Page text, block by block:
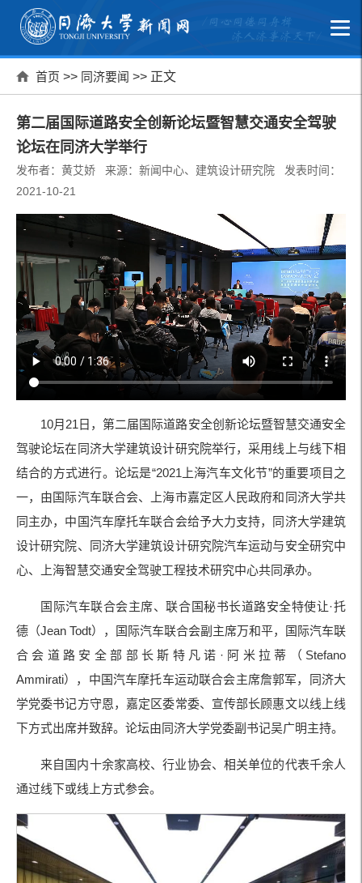
首页 >> 同济要闻 >> 正文
第二届国际道路安全创新论坛暨智慧交通安全驾驶
论坛在同济大学举行
发布者：黄艾娇 来源：新闻中心、建筑设计研究院 发表时间：
2021-10-21
10月 21 日，第二届国际道路安全创新论坛暨智慧交通安全
驾驶论坛在同济大学建筑设计研究院举行，采用线上与线下相
结合的方式进行。论坛是“2021 上海汽车文化节”的重要项目之
一，由国际汽车联合会、上海市嘉定区人民政府和同济大学共
同主办，中国汽车摩托车联合会给予大力支持，同济大学建筑
设计研究院、同济大学建筑设计研究院汽车运动与安全研究中
心、上海智慧交通安全驾驶工程技术研究中心共同承办。
国际汽车联合会主席、联合国秘书长道路安全特使让·托
德（Jean Todt），国际汽车联合会副主席万和平，国际汽车联
合会道路安全部部长斯特凡诺·阿米拉蒂（ Stefano
Ammirati），中国汽车摩托车运动联合会主席詹郭军，同济大
学党委书记方守恩，嘉定区委常委、宣传部长顾惠文以线上线
下方式出席并致辞。论坛由同济大学党委副书记吴广明主持。
来自国内十余家高校、行业协会、相关单位的代表千余人
通过线下或线上方式参会。